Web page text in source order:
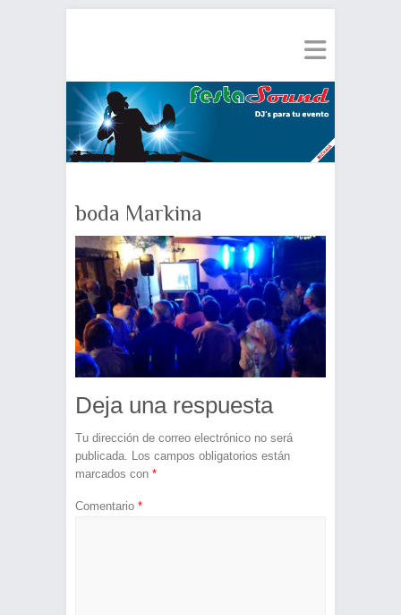
boda Markina
Deja una respuesta
Tu dirección de correo electrónico no será
publicada. Los campos obligatorios están
marcados con *
Comentario *